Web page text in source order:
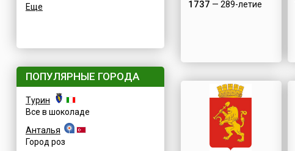
Еще
ПОПУЛЯРНЫЕ ГОРОДА
Турин
Все в шоколаде
Анталья
Город роз
1737 — 289-летие